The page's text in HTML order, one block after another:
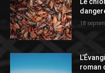
Le
18
roman